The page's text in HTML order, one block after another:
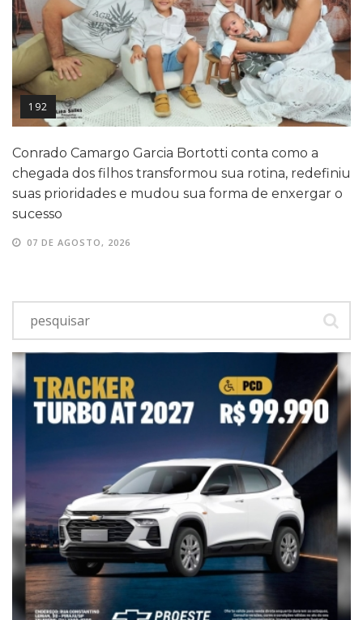
192
Conrado Camargo Garcia Bortotti conta como a
chegada dos filhos transformou sua rotina, redefiniu
suas prioridades e mudou sua forma de enxergar o
sucesso
07 DE AGOSTO, 2026